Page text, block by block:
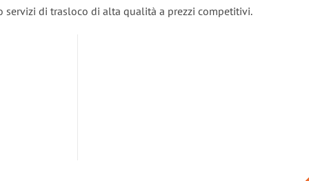
servizi di trasloco di alta qualità a prezzi competitivi.